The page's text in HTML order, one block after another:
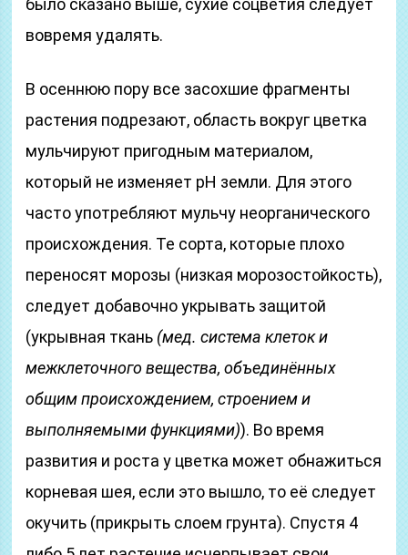
было сказано выше, сухие соцветия следует
вовремя удалять.
В осеннюю пору все засохшие фрагменты
растения подрезают, область вокруг цветка
мульчируют пригодным материалом,
который не изменяет pH земли. Для этого
часто употребляют мульчу неорганического
происхождения. Те сорта, которые плохо
переносят морозы (низкая морозостойкость),
следует добавочно укрывать защитой
(укрывная ткань (мед. система клеток и
межклеточного вещества, объединённых
общим происхождением, строением и
выполняемыми функциями)). Во время
развития и роста у цветка может обнажиться
корневая шея, если это вышло, то её следует
окучить (прикрыть слоем грунта). Спустя 4